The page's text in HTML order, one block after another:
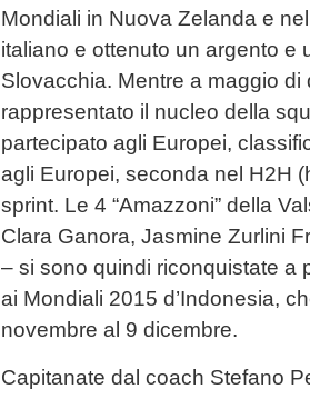
Mondiali in Nuova Zelanda e
italiano e ottenuto un argento e
Slovacchia. Mentre a maggio di
rappresentato il nucleo della
partecipato agli Europei,
agli Europei, seconda nel H2H
sprint. Le 4 “Amazzoni” della
Clara Ganora, Jasmine Zurlini
– si sono quindi riconquistate a
ai Mondiali 2015 d’Indonesia,
novembre al 9 dicembre.
Capitanate dal coach Stefano